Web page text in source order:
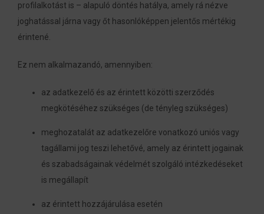
profilalkotást is – alapuló döntés hatálya, amely rá nézve
joghatással járna vagy őt hasonlóképpen jelentős mértékig
érintené.
Ez nem alkalmazandó, amennyiben:
az adatkezelő és az érintett közötti szerződés
megkötéséhez szükséges (de tényleg szükséges)
meghozatalát az adatkezelőre vonatkozó uniós vagy
tagállami jog teszi lehetővé, amely az érintett jogainak
és szabadságainak védelmét szolgáló intézkedéseket
is megállapít
az érintett hozzájárulása esetén